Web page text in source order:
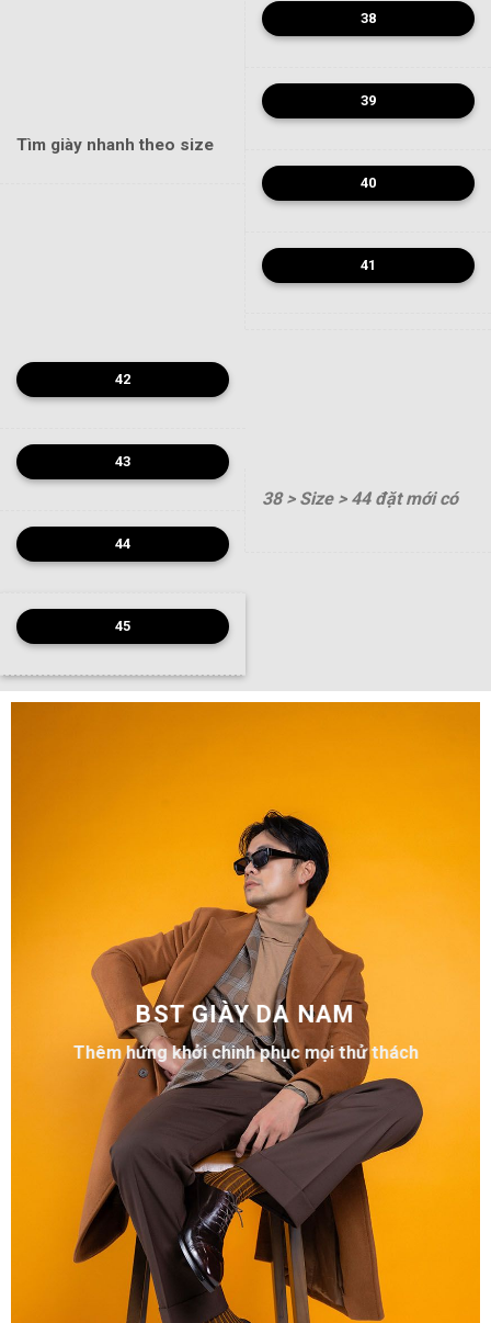
Tìm giày nhanh theo size
38
39
40
41
42
43
44
45
38 > Size > 44 đặt mới có
BST GIÀY DA NAM
Thêm hứng khởi chinh phục mọi thử thách